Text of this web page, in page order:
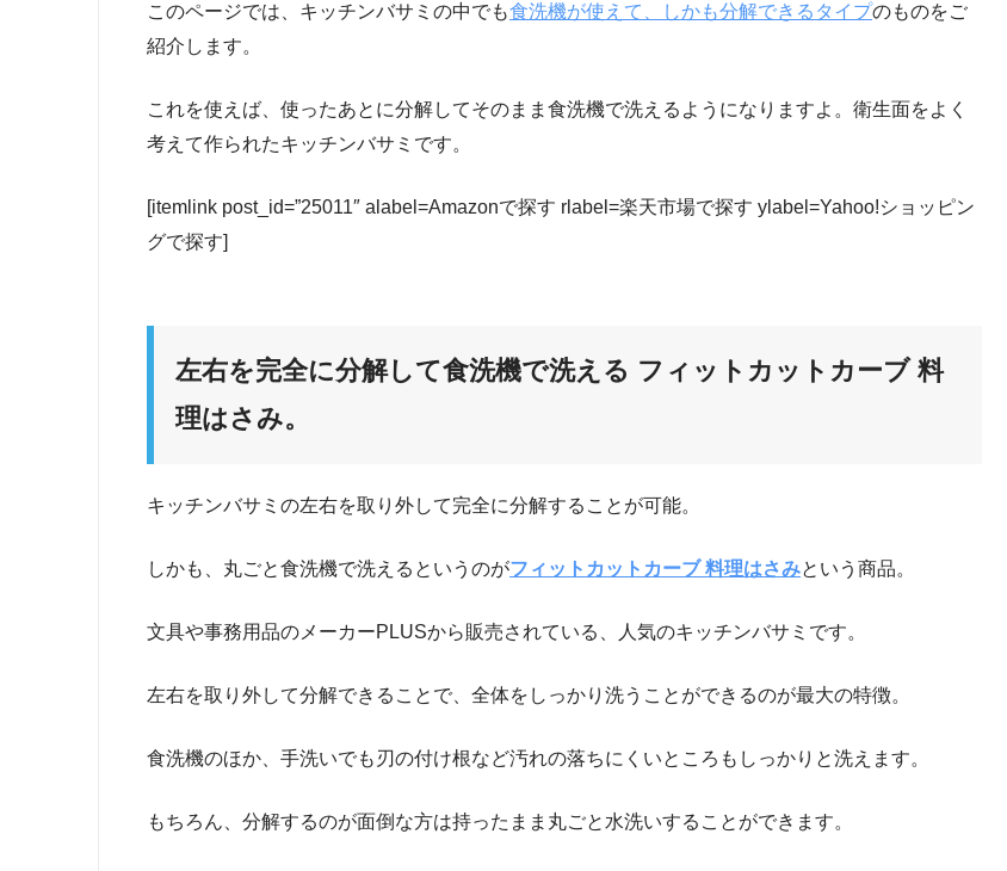
このページでは、キッチンバサミの中でも食洗機が使えて、しかも分解できるタイプのものをご
紹介します。
これを使えば、使ったあとに分解してそのまま食洗機で洗えるようになりますよ。衛生面をよく
考えて作られたキッチンバサミです。
[itemlink post_id=”25011″ alabel=Amazonで探す rlabel=楽天市場で探す ylabel=Yahoo!ショッピン
グで探す]
左右を完全に分解して食洗機で洗える フィットカットカーブ 料
理はさみ。
キッチンバサミの左右を取り外して完全に分解することが可能。
しかも、丸ごと食洗機で洗えるというのがフィットカットカーブ 料理はさみという商品。
文具や事務用品のメーカーPLUSから販売されている、人気のキッチンバサミです。
左右を取り外して分解できることで、全体をしっかり洗うことができるのが最大の特徴。
食洗機のほか、手洗いでも刃の付け根など汚れの落ちにくいところもしっかりと洗えます。
もちろん、分解するのが面倒な方は持ったまま丸ごと水洗いすることができます。